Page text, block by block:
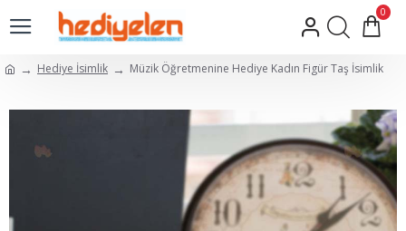
0
Hediye İsimlik Müzik Öğretmenine Hediye Kadın Figür Taş İsimlik